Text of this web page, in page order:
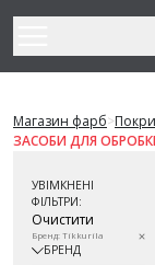
Магазин фарб>
ЗАСОБИ ДЛЯ
УВІМКНЕНІ
ФІЛЬТРИ:
Очистити
Бренд: Tikkurila
БРЕНД